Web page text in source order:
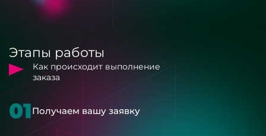
Этапы работы
Как происходит выполнение
заказа
01Получаем вашу заявку